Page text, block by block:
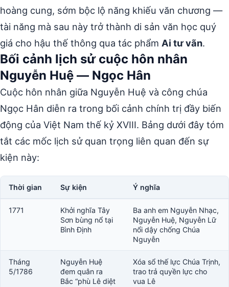
hoàng cung, sớm bộc lộ năng khiếu văn chương —
tài năng mà sau này trở thành di sản văn học quý
giá cho hậu thế thông qua tác phẩm Ai tư vãn.
Bối cảnh lịch sử cuộc hôn nhân
Nguyễn Huệ — Ngọc Hân
Cuộc hôn nhân giữa Nguyễn Huệ và công chúa
Ngọc Hân diễn ra trong bối cảnh chính trị đầy biến
động của Việt Nam thế kỷ XVIII. Bảng dưới đây tóm
tắt các mốc lịch sử quan trọng liên quan đến sự
kiện này:
Thời gian Sự kiện Ý nghĩa
1771
Khởi nghĩa Tây
Sơn bùng nổ tại
Bình Định
Ba anh em Nguyễn Nhạc,
Nguyễn Huệ, Nguyễn Lữ
nổi dậy chống Chúa
Nguyễn
Tháng
5/1786
Nguyễn Huệ
đem quân ra
Bắc “phù Lê diệt
Xóa sổ thế lực Chúa Trịnh,
trao trả quyền lực cho
vua Lê